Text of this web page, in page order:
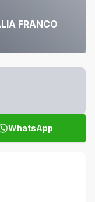
FRANCO
WhatsApp